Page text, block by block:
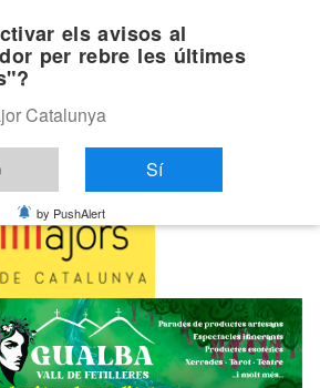
agost 7, 2026
els avisos al
per rebre les últimes
Catalunya
Sí
by PushAlert